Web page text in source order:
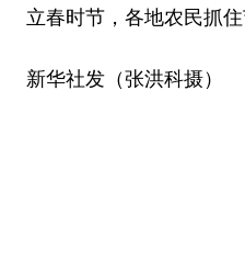
立春时节，各地农民抓住
新华社发（张洪科摄）